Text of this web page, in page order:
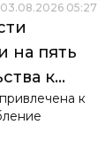
03.08.2026 05:27
на пять
к
к